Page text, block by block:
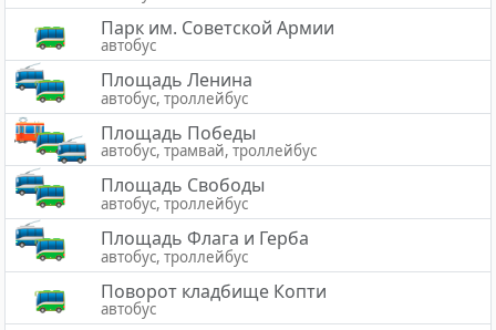
Парк им. Советской Армии
автобус
Площадь Ленина
автобус, троллейбус
Площадь Победы
автобус, трамвай, троллейбус
Площадь Свободы
автобус, троллейбус
Площадь Флага и Герба
автобус, троллейбус
Поворот кладбище Копти
автобус